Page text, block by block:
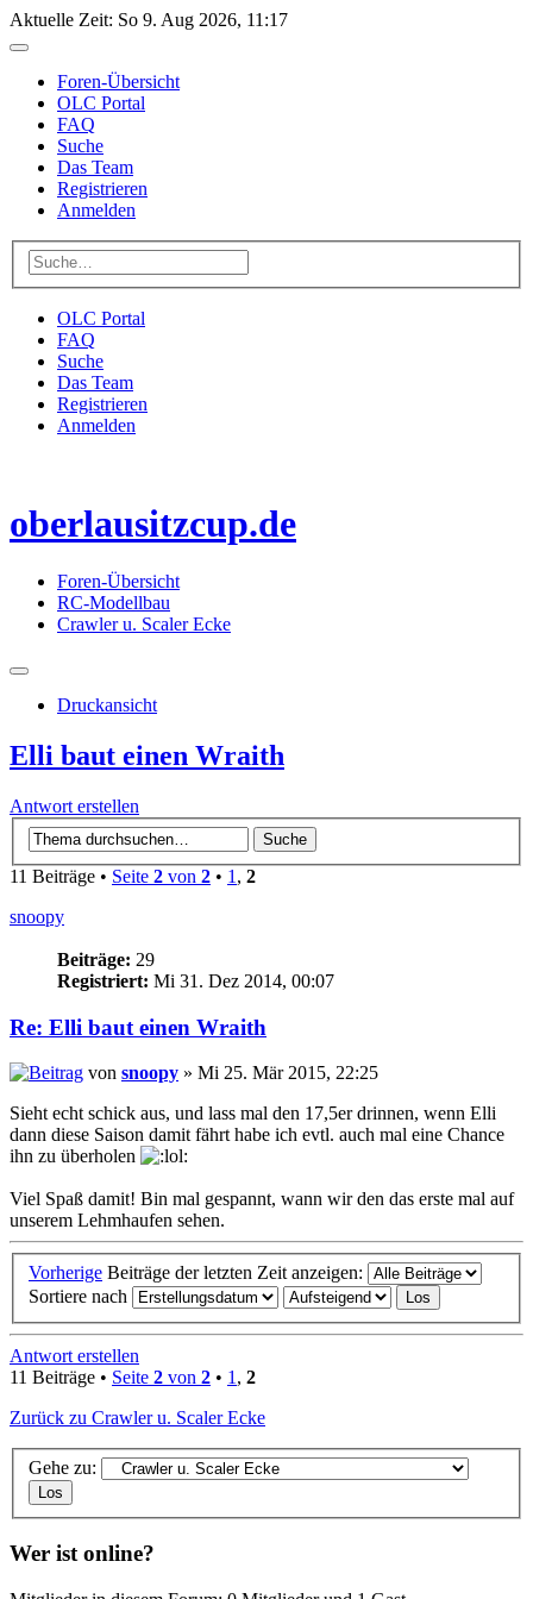
Aktuelle Zeit: So 9. Aug 2026, 11:17
Foren-Übersicht
OLC Portal
FAQ
Suche
Das Team
Registrieren
Anmelden
OLC Portal
FAQ
Suche
Das Team
Registrieren
Anmelden
oberlausitzcup.de
Foren-Übersicht
RC-Modellbau
Crawler u. Scaler Ecke
Druckansicht
Elli baut einen Wraith
Antwort erstellen
11 Beiträge • Seite 2 von 2 • 1 , 2
snoopy
Beiträge: 29
Registriert: Mi 31. Dez 2014, 00:07
Re: Elli baut einen Wraith
von snoopy » Mi 25. Mär 2015, 22:25
Sieht echt schick aus, und lass mal den 17,5er drinnen, wenn Elli
dann diese Saison damit fährt habe ich evtl. auch mal eine Chance
ihn zu überholen
Viel Spaß damit! Bin mal gespannt, wann wir den das erste mal auf
unserem Lehmhaufen sehen.
Vorherige Beiträge der letzten Zeit anzeigen:
Sortiere nach
Antwort erstellen
11 Beiträge • Seite 2 von 2 • 1 , 2
Zurück zu Crawler u. Scaler Ecke
Gehe zu:
Wer ist online?